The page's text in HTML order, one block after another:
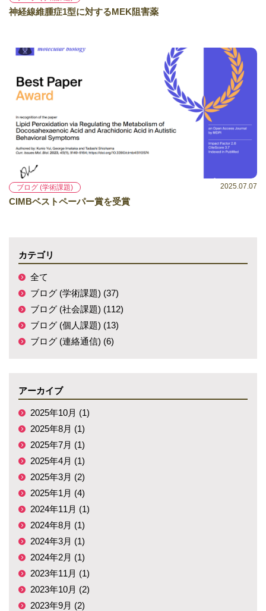
神経線維腫症1型に対するMEK阻害薬
ブログ (学術課題) 2025.07.07
CIMBベストペーパー賞を受賞
カテゴリ
全て
ブログ (学術課題) (37)
ブログ (社会課題) (112)
ブログ (個人課題) (13)
ブログ (連絡通信) (6)
アーカイブ
2025年10月 (1)
2025年8月 (1)
2025年7月 (1)
2025年4月 (1)
2025年3月 (2)
2025年1月 (4)
2024年11月 (1)
2024年8月 (1)
2024年3月 (1)
2024年2月 (1)
2023年11月 (1)
2023年10月 (2)
2023年9月 (2)